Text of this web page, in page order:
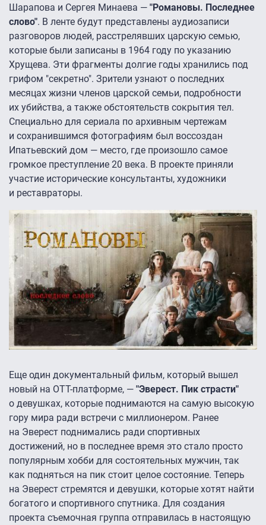
Шарапова и Сергея Минаева — "Романовы. Последнее
слово". В ленте будут представлены аудиозаписи
разговоров людей, расстрелявших царскую семью,
которые были записаны в 1964 году по указанию
Хрущева. Эти фрагменты долгие годы хранились под
грифом "секретно". Зрители узнают о последних
месяцах жизни членов царской семьи, подробности
их убийства, а также обстоятельств сокрытия тел.
Специально для сериала по архивным чертежам
и сохранившимся фотографиям был воссоздан
Ипатьевский дом — место, где произошло самое
громкое преступление 20 века. В проекте приняли
участие исторические консультанты, художники
и реставраторы.
Еще один документальный фильм, который вышел
новый на ОТТ-платформе, — "Эверест. Пик страсти"
о девушках, которые поднимаются на самую высокую
гору мира ради встречи с миллионером. Ранее
на Эверест поднимались ради спортивных
достижений, но в последнее время это стало просто
популярным хобби для состоятельных мужчин, так
как подняться на пик стоит целое состояние. Теперь
на Эверест стремятся и девушки, которые хотят найти
богатого и спортивного спутника. Для создания
проекта съемочная группа отправилась в настоящую